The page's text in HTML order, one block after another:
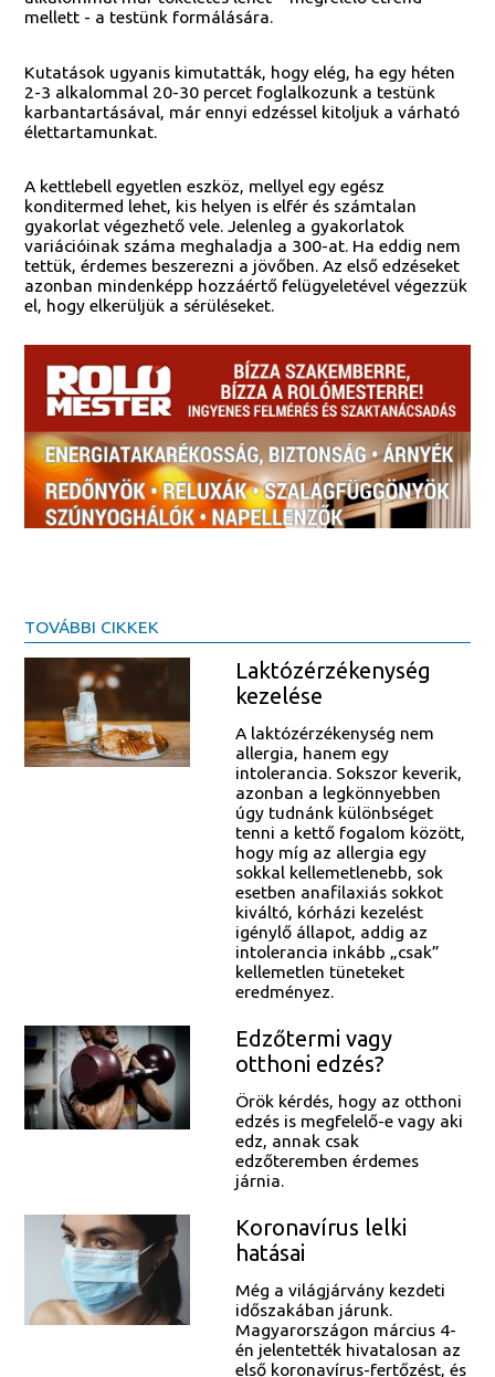
mellett - a testünk formálására.
Kutatások ugyanis kimutatták, hogy elég, ha egy héten
2-3 alkalommal 20-30 percet foglalkozunk a testünk
karbantartásával, már ennyi edzéssel kitoljuk a várható
élettartamunkat.
A kettlebell egyetlen eszköz, mellyel egy egész
konditermed lehet, kis helyen is elfér és számtalan
gyakorlat végezhető vele. Jelenleg a gyakorlatok
variációinak száma meghaladja a 300-at. Ha eddig nem
tettük, érdemes beszerezni a jövőben. Az első edzéseket
azonban mindenképp hozzáértő felügyeletével végezzük
el, hogy elkerüljük a sérüléseket.
TOVÁBBI CIKKEK
Laktózérzékenység
kezelése
A laktózérzékenység nem
allergia, hanem egy
intolerancia. Sokszor keverik,
azonban a legkönnyebben
úgy tudnánk különbséget
tenni a kettő fogalom között,
hogy míg az allergia egy
sokkal kellemetlenebb, sok
esetben anafilaxiás sokkot
kiváltó, kórházi kezelést
igénylő állapot, addig az
intolerancia inkább „csak”
kellemetlen tüneteket
eredményez.
Edzőtermi vagy
otthoni edzés?
Örök kérdés, hogy az otthoni
edzés is megfelelő-e vagy aki
edz, annak csak
edzőteremben érdemes
járnia.
Koronavírus lelki
hatásai
Még a világjárvány kezdeti
időszakában járunk.
Magyarországon március 4-
én jelentették hivatalosan az
első koronavírus-fertőzést, és